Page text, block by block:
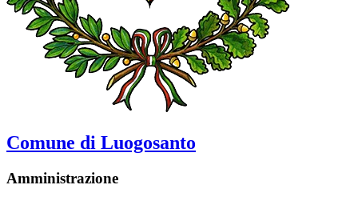
Comune di Luogosanto
Amministrazione